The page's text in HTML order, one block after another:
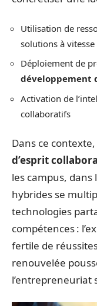
Utilisation de
solutions à vitesse
Déploiement de
développement
Activation de
collaboratifs
Dans ce
d’esprit
les campus, dans
hybrides se
technologies
compétences :
fertile de
renouvelée
l’entrepreneuriat